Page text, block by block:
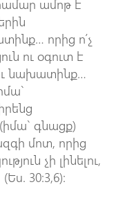
ամոթ է
որից ո՛չ
ու օգուտ է
ու նախատինք…
գնացք)
մոտ, որից
չի լինելու,
30:3,6):